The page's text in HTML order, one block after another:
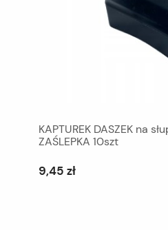
KAPTUREK DASZEK na
ZAŚLEPKA 10szt
9,45 zł